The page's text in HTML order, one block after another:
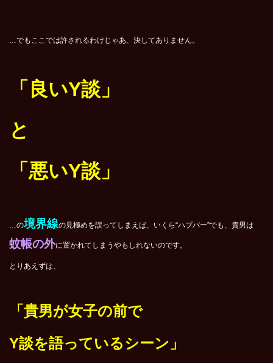
…でもここでは許されるわけじゃあ、決してありません。
「良いY談」
と
「悪いY談」
…の境界線の見極めを誤ってしまえば、いくら“ハプバー”でも、貴男は
蚊帳の外に置かれてしまうやもしれないのです。
とりあえずは、
「貴男が女子の前で
Y談を語っているシーン」